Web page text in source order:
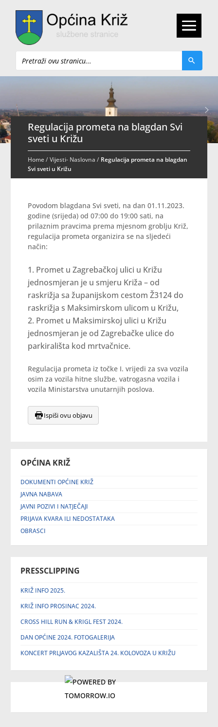
Pretraži
OPĆINA KRIŽ
DOKUMENTI OPĆINE KRIŽ
JAVNA NABAVA
JAVNI POZIVI I NATJEČAJI
PRIJAVA KVARA ILI NEDOSTATAKA
OBRASCI
PRESSCLIPPING
KRIŽ INFO 2025.
KRIŽ INFO PROSINAC 2024.
CROSS HILL RUN & KRIGL FEST 2024.
DAN OPĆINE 2024. FOTOGALERIJA
KONCERT PRLJAVOG KAZALIŠTA 24. KOLOVOZA U KRIŽU
Regulacija prometa na blagdan Svi
sveti u Križu
Home/Vijesti- Naslovna / Regulacija prometa na blagdan
Svi sveti u Križu
Povodom blagdana Svi sveti, na dan 01.11.2023.
godine (srijeda) od 07:00 do 19:00 sati, na
prilaznim pravcima prema mjesnom groblju Križ,
regulacija prometa organizira se na sljedeći
način:
Promet u Zagrebačkoj ulici u Križu
jednosmjeran je u smjeru Križa – od
raskrižja sa županijskom cestom Ž3124 do
raskrižja s Maksimirskom ulicom u Križu,
Promet u Maksimirskoj ulici u Križu
jednosmjeran je od Zagrebačke ulice do
parkirališta kod mrtvačnice.
Regulacija prometa iz točke I. vrijedi za sva vozila
osim za vozila hitne službe, vatrogasna vozila i
vozila Ministarstva unutarnjih poslova.
Ispiši ovu objavu